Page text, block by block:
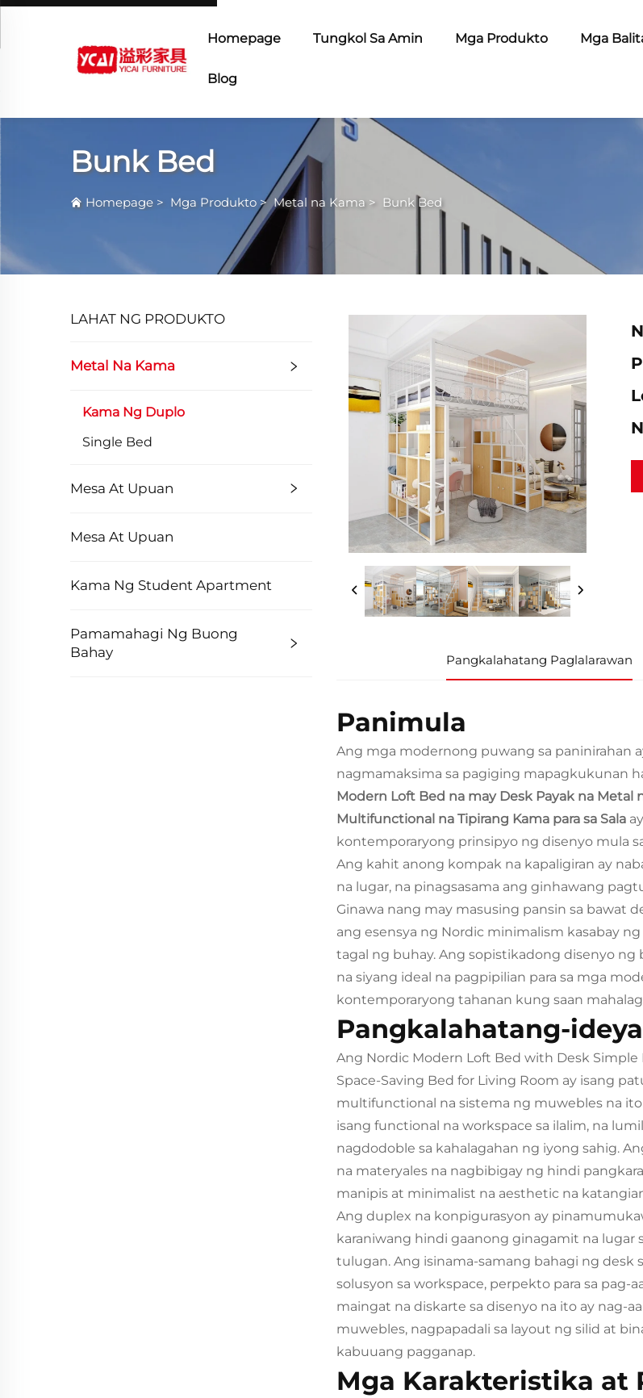
Homepage Tungkol Sa Amin Mga Produkto Mga
Blog
Bunk Bed
Homepage > Mga Produkto > Metal na Kama > Bunk Bed
LAHAT NG PRODUKTO
Metal Na Kama
Kama Ng Duplo
Single Bed
Mesa At Upuan
Mesa At Upuan
Kama Ng Student Apartment
Pamamahagi Ng Buong
Bahay
Pangkalahatang Paglalarawan
Panimula
Ang mga modernong puwang sa paninirahan
nagmamaksima sa pagiging mapagkukunan
Modern Loft Bed na may Desk Payak na
Multifunctional na Tipirang Kama para sa Sala
kontemporaryong prinsipyo ng disenyo mula
Ang kahit anong kompak na kapaligiran ay
na lugar, na pinagsasama ang ginhawang
Ginawa nang may masusing pansin sa bawat
ang esensya ng Nordic minimalism kasabay
tagal ng buhay. Ang sopistikadong disenyo
na siyang ideal na pagpipilian para sa mga
kontemporaryong tahanan kung saan
Pangkalahatang-
Ang Nordic Modern Loft Bed with Desk
Space-Saving Bed for Living Room ay isang
multifunctional na sistema ng muwebles na
isang functional na workspace sa ilalim, na
nagdodoble sa kahalagahan ng iyong sahig.
na materyales na nagbibigay ng hindi
manipis at minimalist na aesthetic na
Ang duplex na konpigurasyon ay
karaniwang hindi gaanong ginagamit na lugar
tulugan. Ang isinama-samang bahagi ng desk
solusyon sa workspace, perpekto para sa pag-
maingat na diskarte sa disenyo na ito ay nag-
muwebles, nagpapadali sa layout ng silid at
kabuuang pagganap.
Mga Karakteristika at